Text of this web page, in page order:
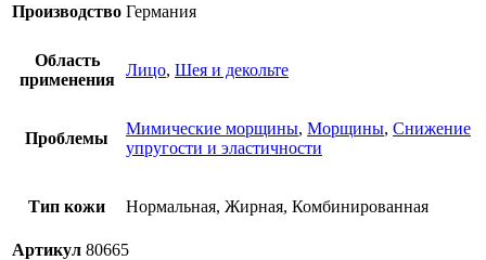
Производство Германия
Область
применения
Лицо, Шея и декольте
Проблемы
Мимические морщины, Морщины, Снижение
упругости и эластичности
Тип кожи Нормальная, Жирная, Комбинированная
Артикул 80665